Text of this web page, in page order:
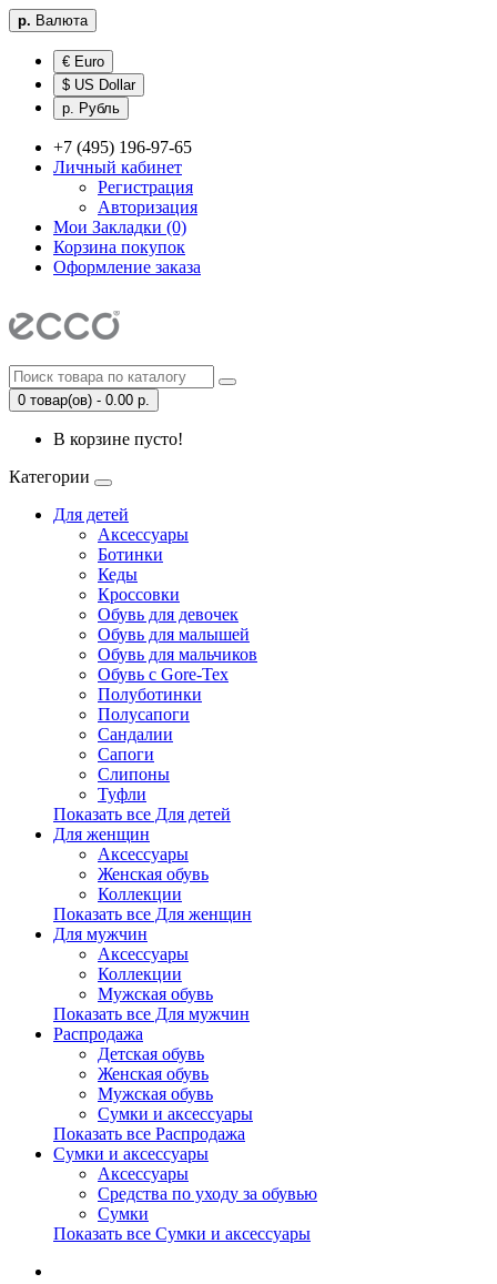
р. Валюта
€ Euro
$ US Dollar
р. Рубль
+7 (495) 196-97-65
Личный кабинет
Регистрация
Авторизация
Мои Закладки (0)
Корзина покупок
Оформление заказа
0 товар(ов) - 0.00 р.
В корзине пусто!
Категории
Для детей
Аксессуары
Ботинки
Кеды
Кроссовки
Обувь для девочек
Обувь для малышей
Обувь для мальчиков
Обувь с Gore-Tex
Полуботинки
Полусапоги
Сандалии
Сапоги
Слипоны
Туфли
Показать все Для детей
Для женщин
Аксессуары
Женская обувь
Коллекции
Показать все Для женщин
Для мужчин
Аксессуары
Коллекции
Мужская обувь
Показать все Для мужчин
Распродажа
Детская обувь
Женская обувь
Мужская обувь
Сумки и аксессуары
Показать все Распродажа
Сумки и аксессуары
Аксессуары
Средства по уходу за обувью
Сумки
Показать все Сумки и аксессуары